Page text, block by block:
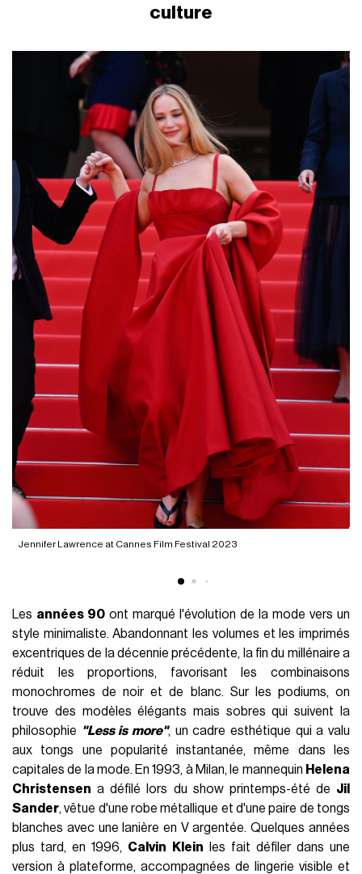
culture
Jennifer Lawrence at Cannes Film Festival 2023
Les années 90 ont marqué l'évolution de la mode vers un
style minimaliste. Abandonnant les volumes et les imprimés
excentriques de la décennie précédente, la fin du millénaire a
réduit les proportions, favorisant les combinaisons
monochromes de noir et de blanc. Sur les podiums, on
trouve des modèles élégants mais sobres qui suivent la
philosophie "Less is more", un cadre esthétique qui a valu
aux tongs une popularité instantanée, même dans les
capitales de la mode. En 1993, à Milan, le mannequin Helena
Christensen a défilé lors du show printemps-été de Jil
Sander, vêtue d'une robe métallique et d'une paire de tongs
blanches avec une lanière en V argentée. Quelques années
plus tard, en 1996, Calvin Klein les fait défiler dans une
version à plateforme, accompagnées de lingerie visible et